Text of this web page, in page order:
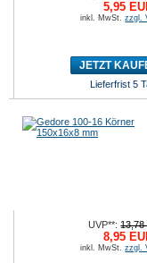
5,95
inkl. MwSt.zzgl.
JETZT
Lieferfrist 5
UVP**:13,78
8,95
inkl. MwSt.zzgl.